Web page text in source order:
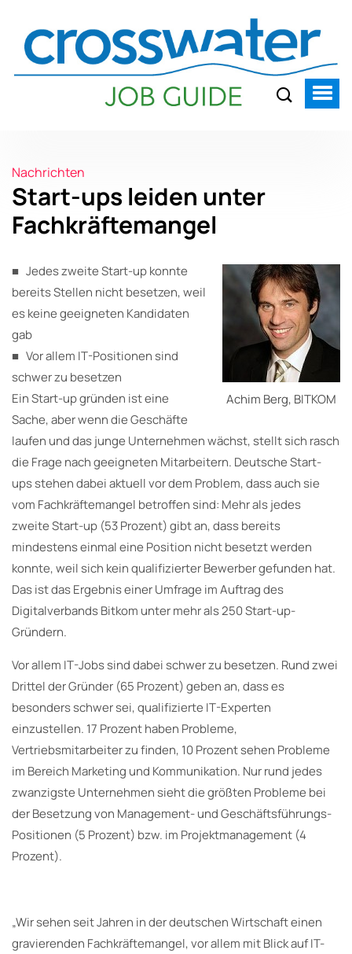
Nachrichten
Start-ups leiden unter
Fachkräftemangel
Achim Berg, BITKOM
■ Jedes zweite Start-up konnte
bereits Stellen nicht besetzen, weil
es keine geeigneten Kandidaten
gab
■ Vor allem IT-Positionen sind
schwer zu besetzen
Ein Start-up gründen ist eine
Sache, aber wenn die Geschäfte
laufen und das junge Unternehmen wächst, stellt sich rasch
die Frage nach geeigneten Mitarbeitern. Deutsche Start-
ups stehen dabei aktuell vor dem Problem, dass auch sie
vom Fachkräftemangel betroffen sind: Mehr als jedes
zweite Start-up (53 Prozent) gibt an, dass bereits
mindestens einmal eine Position nicht besetzt werden
konnte, weil sich kein qualifizierter Bewerber gefunden hat.
Das ist das Ergebnis einer Umfrage im Auftrag des
Digitalverbands Bitkom unter mehr als 250 Start-up-
Gründern.
Vor allem IT-Jobs sind dabei schwer zu besetzen. Rund zwei
Drittel der Gründer (65 Prozent) geben an, dass es
besonders schwer sei, qualifizierte IT-Experten
einzustellen. 17 Prozent haben Probleme,
Vertriebsmitarbeiter zu finden, 10 Prozent sehen Probleme
im Bereich Marketing und Kommunikation. Nur rund jedes
zwanzigste Unternehmen sieht die größten Probleme bei
der Besetzung von Management- und Geschäftsführungs-
Positionen (5 Prozent) bzw. im Projektmanagement (4
Prozent).
„Wir sehen seit Jahren in der deutschen Wirtschaft einen
gravierenden Fachkräftemangel, vor allem mit Blick auf IT-